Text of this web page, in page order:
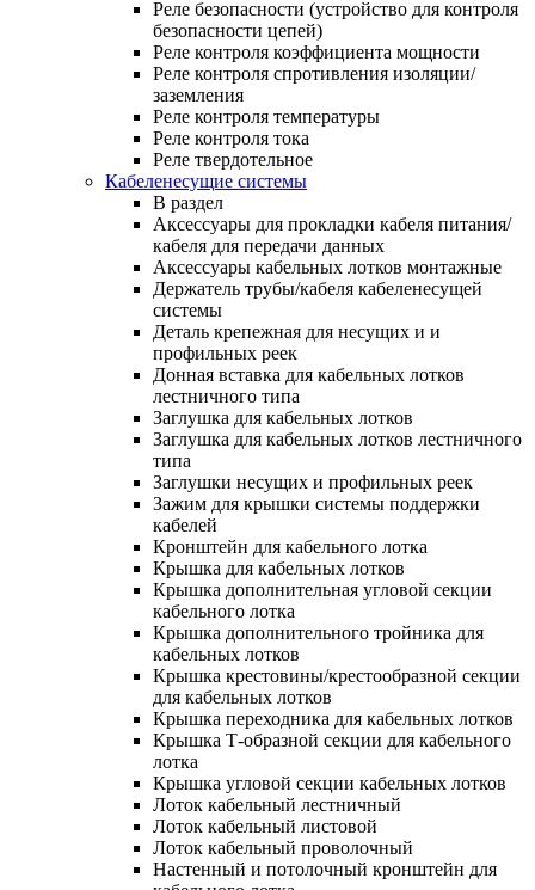
Реле безопасности (устройство для контроля
безопасности цепей)
Реле контроля коэффициента мощности
Реле контроля спротивления изоляции/
заземления
Реле контроля температуры
Реле контроля тока
Реле твердотельное
Кабеленесущие системы
В раздел
Аксессуары для прокладки кабеля питания/
кабеля для передачи данных
Аксессуары кабельных лотков монтажные
Держатель трубы/кабеля кабеленесущей
системы
Деталь крепежная для несущих и и
профильных реек
Донная вставка для кабельных лотков
лестничного типа
Заглушка для кабельных лотков
Заглушка для кабельных лотков лестничного
типа
Заглушки несущих и профильных реек
Зажим для крышки системы поддержки
кабелей
Кронштейн для кабельного лотка
Крышка для кабельных лотков
Крышка дополнительная угловой секции
кабельного лотка
Крышка дополнительного тройника для
кабельных лотков
Крышка крестовины/крестообразной секции
для кабельных лотков
Крышка переходника для кабельных лотков
Крышка Т-образной секции для кабельного
лотка
Крышка угловой секции кабельных лотков
Лоток кабельный лестничный
Лоток кабельный листовой
Лоток кабельный проволочный
Настенный и потолочный кронштейн для